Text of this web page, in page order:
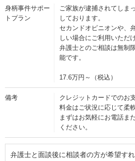
身柄事件サポー
トプラン
ご家族が逮捕されてしま
しております。
セカンドオピニオンや、
しい場合にご利用いただ
弁護士とのご相談は無制
能です。
17.6万円～（税込）
備考
クレジットカードでのお
料金はご状況に応じて柔
まずはお気軽にお電話ま
ください。
弁護士と面談後に相談者の方が希望す